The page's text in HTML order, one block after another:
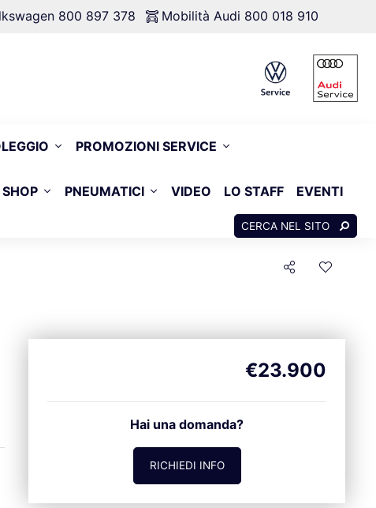
800 897 378 Mobilità Audi 800 018 910
PROMOZIONI SERVICE
SHOP PNEUMATICI VIDEO LO STAFF EVENTI
CERCA NEL SITO
€23.900
Hai una domanda?
RICHIEDI INFO